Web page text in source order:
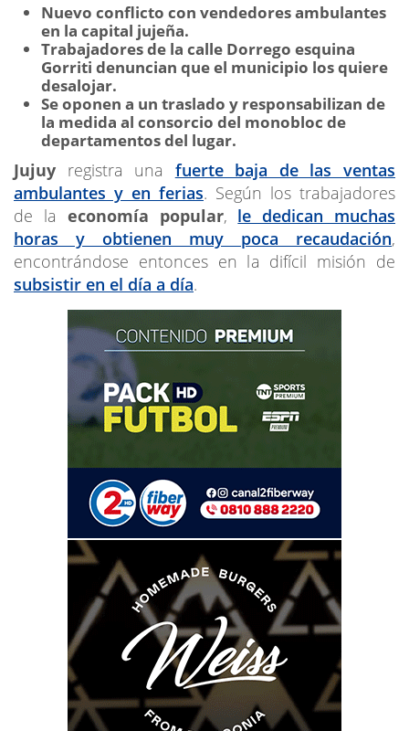
Nuevo conflicto con vendedores ambulantes
en la capital jujeña.
Trabajadores de la calle Dorrego esquina
Gorriti denuncian que el municipio los quiere
desalojar.
Se oponen a un traslado y responsabilizan de
la medida al consorcio del monobloc de
departamentos del lugar.
Jujuy registra una fuerte baja de las ventas
ambulantes y en ferias. Según los trabajadores
de la economía popular, le dedican muchas
horas y obtienen muy poca recaudación,
encontrándose entonces en la difícil misión de
subsistir en el día a día.